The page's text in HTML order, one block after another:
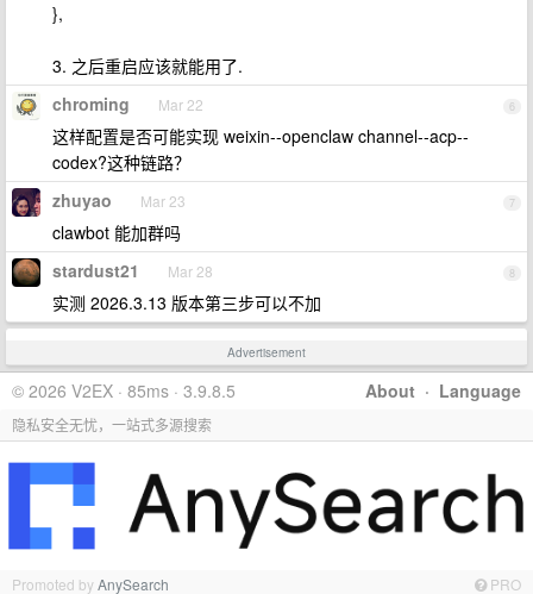
},
3. 之后重启应该就能用了.
6
chroming Mar 22
这样配置是否可能实现 weixin--openclaw channel--acp--
codex?这种链路？
7
zhuyao Mar 23
clawbot 能加群吗
8
stardust21 Mar 28
实测 2026.3.13 版本第三步可以不加
Advertisement
About · Language
© 2026 V2EX · 85ms · 3.9.8.5
隐私安全无忧，一站式多源搜索
Promoted byAnySearch PRO